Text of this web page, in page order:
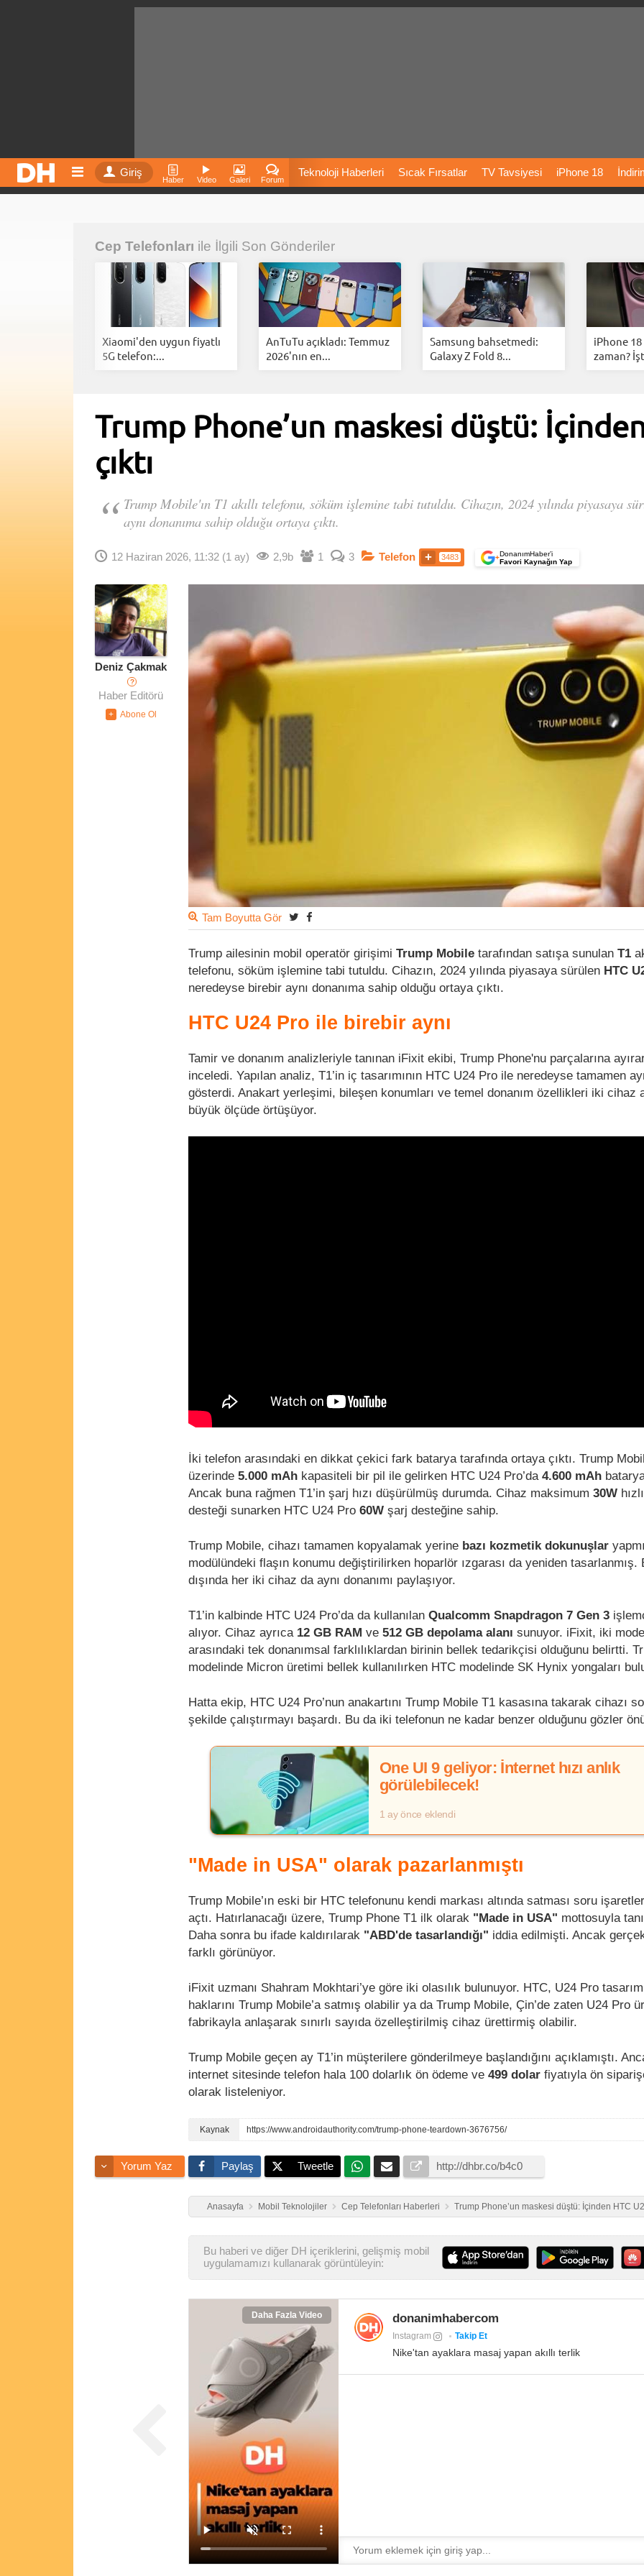
Giriş
Haber Video Galeri Forum
Teknoloji Haberleri Sıcak Fırsatlar TV Tavsiyesi iPhone 18
Fiyatları
İnstagram Dondurma İnstagram Çöktü Mü
Cep Telefonları ile İlgili Son Gönderiler
Xiaomi'den uygun fiyatlı
5G telefon:...
AnTuTu açıkladı: Temmuz
2026'nın en...
Samsung bahsetmedi:
Galaxy Z Fold 8...
iPhone 18
zaman?
Trump Phone’un maskesi düştü:
çıktı
Trump Mobile'ın T1 akıllı telefonu, söküm işlemine tabi tutuldu. Cihazın, 2024 yılında piyasaya
aynı donanıma sahip olduğu ortaya çıktı.
12 Haziran 2026, 11:32 (1 ay) 2,9b 1 3 Telefon 3483 +DonanımHaber’i
Favori Kaynağın Yap
Deniz Çakmak
?
Haber Editörü
Tam Boyutta Gör
Trump ailesinin mobil operatör girişimi Trump Mobile tarafından satışa sunulan T1
telefonu, söküm işlemine tabi tutuldu. Cihazın, 2024 yılında piyasaya sürülen HTC
neredeyse birebir aynı donanıma sahip olduğu ortaya çıktı.
HTC U24 Pro ile birebir aynı
Tamir ve donanım analizleriyle tanınan iFixit ekibi, Trump Phone'nu parçalarına
inceledi. Yapılan analiz, T1’in iç tasarımının HTC U24 Pro ile neredeyse tamamen
gösterdi. Anakart yerleşimi, bileşen konumları ve temel donanım özellikleri iki cihaz
büyük ölçüde örtüşüyor.
İki telefon arasındaki en dikkat çekici fark batarya tarafında ortaya çıktı. Trump
üzerinde 5.000 mAh kapasiteli bir pil ile gelirken HTC U24 Pro’da 4.600 mAh
Ancak buna rağmen T1’in şarj hızı düşürülmüş durumda. Cihaz maksimum 30W
desteği sunarken HTC U24 Pro 60W şarj desteğine sahip.
Trump Mobile, cihazı tamamen kopyalamak yerine bazı kozmetik dokunuşlar
modülündeki flaşın konumu değiştirilirken hoparlör ızgarası da yeniden tasarlanmış.
dışında her iki cihaz da aynı donanımı paylaşıyor.
T1’in kalbinde HTC U24 Pro’da da kullanılan Qualcomm Snapdragon 7 Gen 3
alıyor. Cihaz ayrıca 12 GB RAM ve 512 GB depolama alanı sunuyor. iFixit, iki
arasındaki tek donanımsal farklılıklardan birinin bellek tedarikçisi olduğunu belirtti.
modelinde Micron üretimi bellek kullanılırken HTC modelinde SK Hynix yongaları
Hatta ekip, HTC U24 Pro’nun anakartını Trump Mobile T1 kasasına takarak cihazı
şekilde çalıştırmayı başardı. Bu da iki telefonun ne kadar benzer olduğunu gözler
One UI 9 geliyor: İnternet hızı anlık
görülebilecek!
1 ay önce eklendi
"Made in USA" olarak pazarlanmıştı
Trump Mobile’ın eski bir HTC telefonunu kendi markası altında satması soru
açtı. Hatırlanacağı üzere, Trump Phone T1 ilk olarak "Made in USA" mottosuyla
Daha sonra bu ifade kaldırılarak "ABD'de tasarlandığı" iddia edilmişti. Ancak
farklı görünüyor.
iFixit uzmanı Shahram Mokhtari’ye göre iki olasılık bulunuyor. HTC, U24 Pro
haklarını Trump Mobile’a satmış olabilir ya da Trump Mobile, Çin’de zaten U24 Pro
fabrikayla anlaşarak sınırlı sayıda özelleştirilmiş cihaz ürettirmiş olabilir.
Trump Mobile geçen ay T1’in müşterilere gönderilmeye başlandığını açıklamıştı.
internet sitesinde telefon hala 100 dolarlık ön ödeme ve 499 dolar fiyatıyla ön
olarak listeleniyor.
https://www.androidauthority.com/trump-phone-teardown-3676756/
Yorum Yaz Paylaş Tweetle
Anasayfa Mobil Teknolojiler Cep Telefonları Haberleri Trump Phone’un maskesi düştü: İçinden HTC
Bu haberi ve diğer DH içeriklerini, gelişmiş mobil
uygulamamızı kullanarak görüntüleyin:
Daha Fazla Video donanimhabercom
Instagram Takip Et
Nike'tan ayaklara masaj yapan akıllı terlik